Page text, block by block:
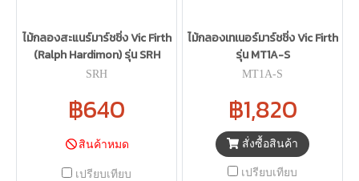
ไม้กลองสะแนร์มาร์ชชิ่ง Vic Firth
(Ralph Hardimon) รุ่น SRH
SRH
฿640
สินค้าหมด
เปรียบเทียบ
ไม้กลองเทเนอร์มาร์ชชิ่ง Vic Firth
รุ่น MT1A-S
MT1A-S
฿1,820
สั่งซื้อสินค้า
เปรียบเทียบ